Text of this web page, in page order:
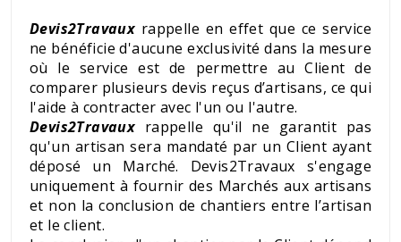
Devis2Travaux rappelle en effet que ce service
ne bénéficie d'aucune exclusivité dans la mesure
où le service est de permettre au Client de
comparer plusieurs devis reçus d’artisans, ce qui
l'aide à contracter avec l'un ou l'autre.
Devis2Travaux rappelle qu'il ne garantit pas
qu'un artisan sera mandaté par un Client ayant
déposé un Marché. Devis2Travaux s'engage
uniquement à fournir des Marchés aux artisans
et non la conclusion de chantiers entre l’artisan
et le client.